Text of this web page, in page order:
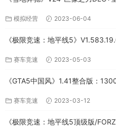
模拟经营 2023-06-04
《极限竞速：地平线5》
赛车竞速 2023-05-03
《GTA5中国风》1.41整合版：
赛车竞速 2023-03-12
《极限竞速：地平线5顶级版/